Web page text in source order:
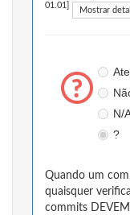
01.01] Mostrar
N/
?
Quando um
quaisquer
commits